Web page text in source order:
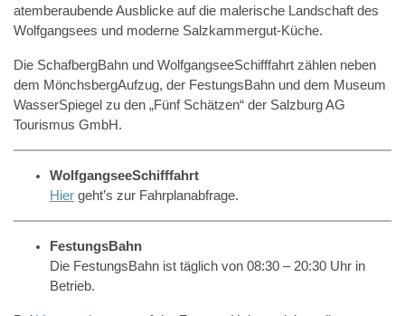
atemberaubende Ausblicke auf die malerische Landschaft des
Wolfgangsees und moderne Salzkammergut-Küche.
Die SchafbergBahn und WolfgangseeSchifffahrt zählen neben
dem MönchsbergAufzug, der FestungsBahn und dem Museum
WasserSpiegel zu den „Fünf Schätzen“ der Salzburg AG
Tourismus GmbH.
WolfgangseeSchifffahrt
Hier geht’s zur Fahrplanabfrage.
FestungsBahn
Die FestungsBahn ist täglich von 08:30 – 20:30 Uhr in
Betrieb.